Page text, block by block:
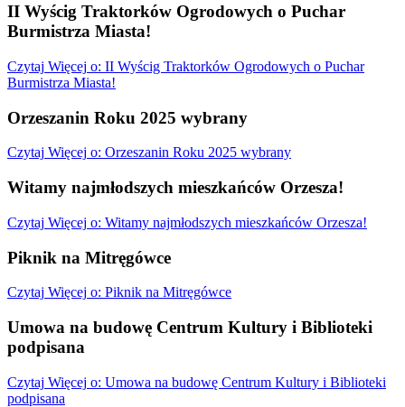
II Wyścig Traktorków Ogrodowych o Puchar
Burmistrza Miasta!
Czytaj Więcej o: II Wyścig Traktorków Ogrodowych o Puchar
Burmistrza Miasta!
Orzeszanin Roku 2025 wybrany
Czytaj Więcej o: Orzeszanin Roku 2025 wybrany
Witamy najmłodszych mieszkańców Orzesza!
Czytaj Więcej o: Witamy najmłodszych mieszkańców Orzesza!
Piknik na Mitręgówce
Czytaj Więcej o: Piknik na Mitręgówce
Umowa na budowę Centrum Kultury i Biblioteki
podpisana
Czytaj Więcej o: Umowa na budowę Centrum Kultury i Biblioteki
podpisana